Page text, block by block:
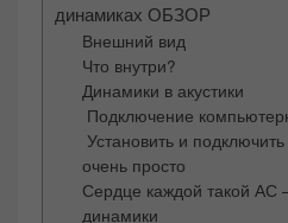
динамиках ОБЗОР
Внешний вид
Что внутри?
Динамики в акустики
Подключение
Установить и
очень просто
Сердце каждой такой АС
динамики